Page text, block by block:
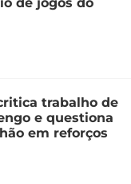
de jogos do
trabalho de
e questiona
em reforços